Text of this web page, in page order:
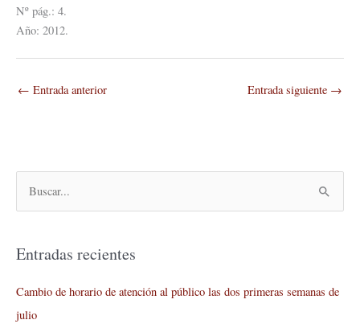
Nº pág.: 4.
Año: 2012.
← Entrada anterior Entrada siguiente →
c
a
r
Entradas recientes
Cambio de horario de atención al público las dos primeras semanas de
julio